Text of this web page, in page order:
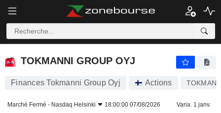
TOKMANNI GROUP OYJ
TOKMANNI GROUP OYJ
Finances Tokmanni Group Oyj Actions TOKMAN
Marché Fermé - Nasdaq Helsinki 18:00:00 07/08/2026 Varia. 1 janv.